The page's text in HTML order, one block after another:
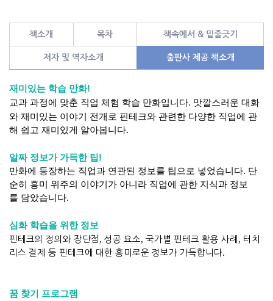
책소개 목차 책속에서 & 밑줄긋기
저자 및 역자소개 출판사 제공 책소개
재미있는 학습 만화!
교과 과정에 맞춘 직업 체험 학습 만화입니다. 맛깔스러운 대화
와 재미있는 이야기 전개로 핀테크와 관련한 다양한 직업에 관
해 쉽고 재미있게 알아봅니다.
알짜 정보가 가득한 팁!
만화에 등장하는 직업과 연관된 정보를 팁으로 넣었습니다. 단
순히 흥미 위주의 이야기가 아니라 직업에 관한 지식과 정보
를 담았습니다.
심화 학습을 위한 정보
핀테크의 정의와 장단점 , 성공 요소 , 국가별 핀테크 활용 사례 , 터치
리스 결제 등 핀테크에 대한 흥미로운 정보가 가득합니다.
꿈 찾기 프로그램